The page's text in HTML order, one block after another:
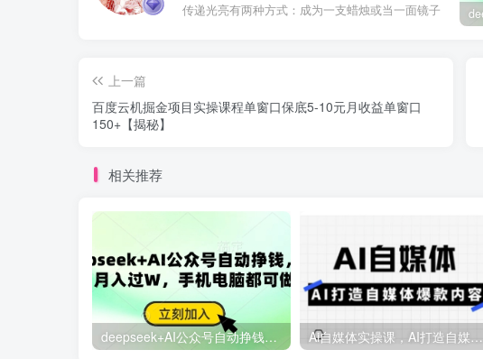
传递光亮有两种方式：成为一支蜡烛或当一面镜子
上一篇
百度云机掘金项目实操课程单窗口保底5-10元月收益单窗口
150+【揭秘】
相关推荐
deepseek+AI公众号自动挣钱，轻松月入过W，手机电脑都可做 Ai自媒体实操课，AI打造自媒体爆款内容